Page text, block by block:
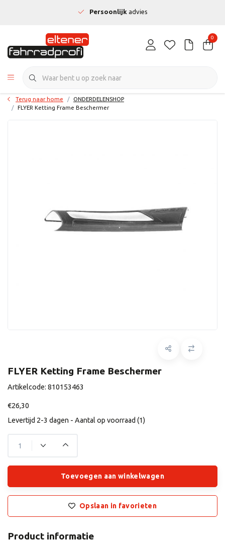
Persoonlijkadvies
0
Terug naar home
ONDERDELENSHOP
FLYER Ketting Frame Beschermer
FLYER Ketting Frame Beschermer
Artikelcode: 810153463
€26,30
Levertijd 2-3 dagen - Aantal op voorraad (1)
Toevoegen aan winkelwagen
Opslaan in favorieten
Product informatie